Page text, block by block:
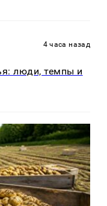
4 часа назад
люди, темпы и